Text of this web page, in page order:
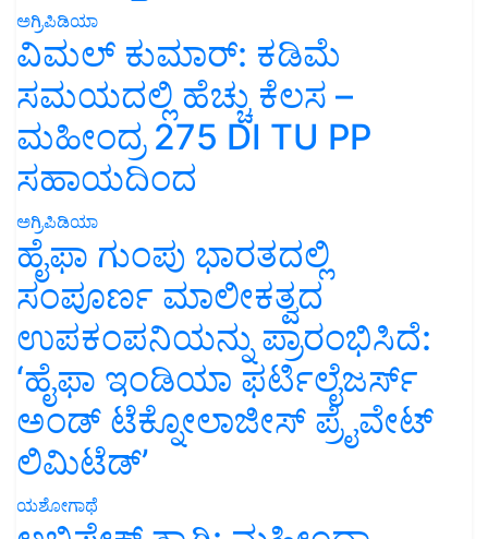
ಅಗ್ರಿಪಿಡಿಯಾ
ವಿಮಲ್ ಕುಮಾರ್: ಕಡಿಮೆ
ಸಮಯದಲ್ಲಿ ಹೆಚ್ಚು ಕೆಲಸ –
ಮಹೀಂದ್ರ 275 DI TU PP
ಸಹಾಯದಿಂದ
ಅಗ್ರಿಪಿಡಿಯಾ
ಹೈಫಾ ಗುಂಪು ಭಾರತದಲ್ಲಿ
ಸಂಪೂರ್ಣ ಮಾಲೀಕತ್ವದ
ಉಪಕಂಪನಿಯನ್ನು ಪ್ರಾರಂಭಿಸಿದೆ:
‘ಹೈಫಾ ಇಂಡಿಯಾ ಫರ್ಟಿಲೈಜರ್ಸ್
ಅಂಡ್ ಟೆಕ್ನೋಲಾಜೀಸ್ ಪ್ರೈವೇಟ್
ಲಿಮಿಟೆಡ್’
ಯಶೋಗಾಥೆ